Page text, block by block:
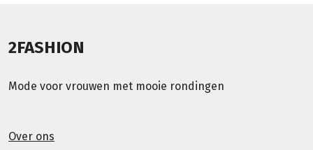
2FASHION
Mode voor vrouwen met mooie rondingen
Over ons